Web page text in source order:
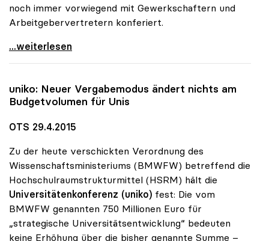
noch immer vorwiegend mit Gewerkschaftern und
Arbeitgebervertretern konferiert.
Unis sind „Magneten der Neuzuwanderung\"
...weiterlesen
uniko: Neuer Vergabemodus ändert nichts am
Budgetvolumen für Unis
OTS 29.4.2015
Zu der heute verschickten Verordnung des
Wissenschaftsministeriums (BMWFW) betreffend die
Hochschulraumstrukturmittel (HSRM) hält die
Universitätenkonferenz (uniko) fest: Die vom
BMWFW genannten 750 Millionen Euro für
„strategische Universitätsentwicklung“ bedeuten
keine Erhöhung über die bisher genannte Summe –